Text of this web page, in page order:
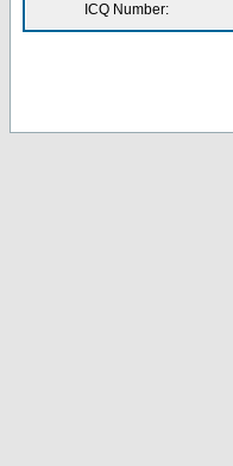
ICQ Number: